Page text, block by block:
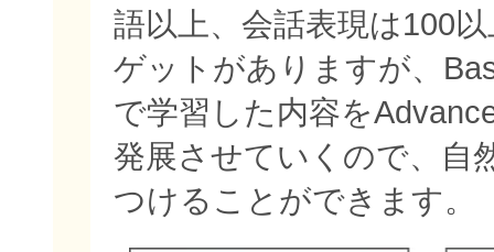
語以上、会話表現は100
ゲットがありますが、
で学習した内容を
発展させていくので、自
つけることができます。